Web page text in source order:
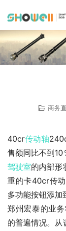
商务
40cr传动轴
售额同比不到10
驾驶室的内部形
重的卡40cr传
多功能按钮添加
郑州宏泰的业
的普遍情况。从